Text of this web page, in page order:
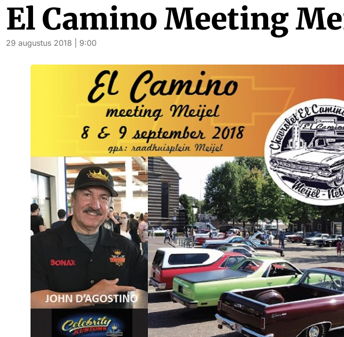
El Camino Meeting
29 augustus 2018 | 9:00